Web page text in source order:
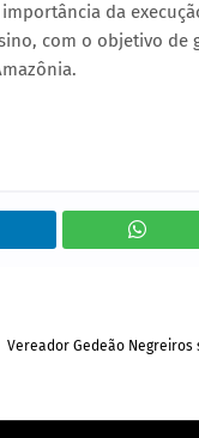
da
com o objetivo de
Vereador Gedeão